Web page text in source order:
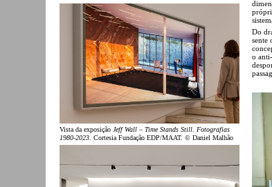
Vista da exposição Jeff Wall – Time Stands Still. Fotografias
1980-2023 . Cortesia Fundação EDP/MAAT. © Daniel Malhão
Do
sente
o